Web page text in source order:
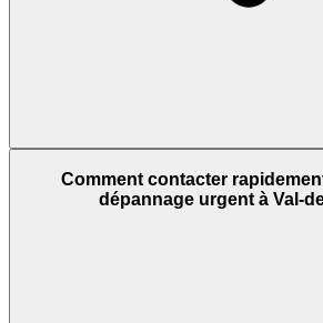
Comment contacter
dépannage urgent à Val-